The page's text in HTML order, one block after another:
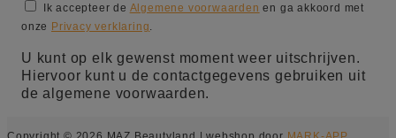
Ik accepteer de Algemene voorwaarden en ga akkoord met
onze Privacy verklaring
U kunt op elk gewenst moment weer uitschrijven.
Hiervoor kunt u de contactgegevens gebruiken uit
de algemene voorwaarden.